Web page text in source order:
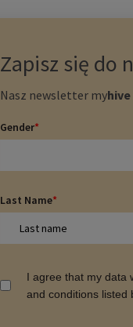
Zapisz się do
Nasz newsletter myhive
Gender*
Last Name*
I agree that my data
and conditions listed